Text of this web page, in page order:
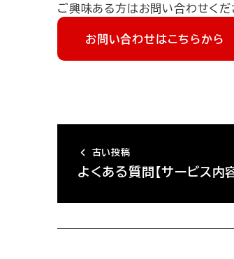
ご興味ある方はお問い合わせくだ
お問い合わせはこちらから
古い投稿
よくある質問【サービス内